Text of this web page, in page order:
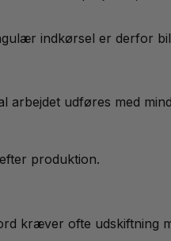
indkørsel er derfor
arbejdet udføres med
produktion.
kræver ofte udskiftning